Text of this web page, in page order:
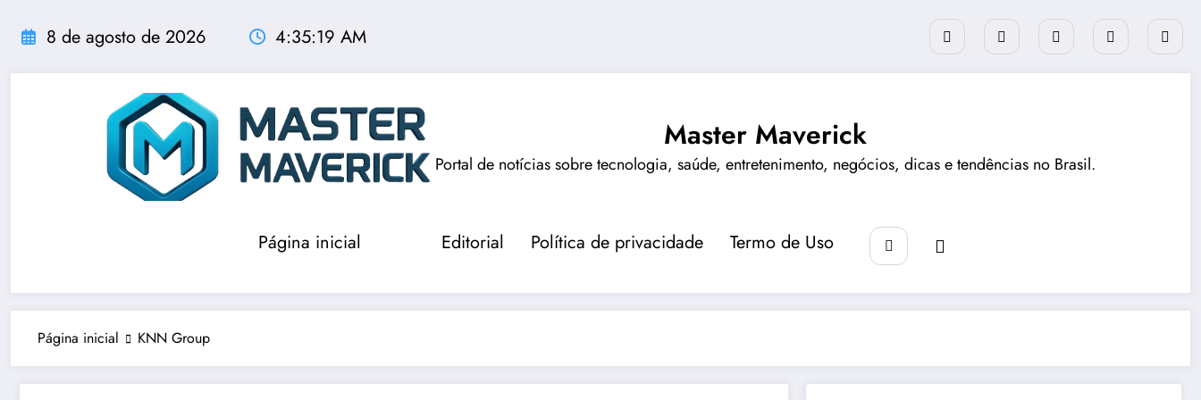
para
conteúdo
8 de agosto de 2026 4:35:20 AM
Master Maverick
Portal de notícias sobre tecnologia, saúde, entretenimento, negócios, dicas e tendências no Brasil.
Página inicial Editorial Política de privacidade Termo de Uso
Página inicial KNN Group